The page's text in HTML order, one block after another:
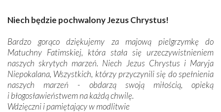
Niech będzie pochwalony Jezus Chrystus!
Bardzo gorąco dziękujemy za majową pielgrzymkę do
Matuchny Fatimskiej, która stała się urzeczywistnieniem
naszych skrytych marzeń. Niech Jezus Chrystus i Maryja
Niepokalana, Wszystkich, którzy przyczynili się do spełnienia
naszych marzeń - obdarzą swoją miłością, opieką
i błogosławieństwem na każdą chwilę.
Wdzięczni i pamiętający w modlitwie